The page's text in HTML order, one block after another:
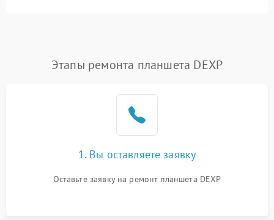
Этапы ремонта планшета DEXP
1. Вы оставляете заявку
Оставьте заявку на ремонт планшета DEXP